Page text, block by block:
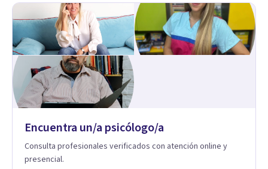
comprendidos y apoyados para recuperar la tranquilidad en
casa. Me especializo en guiar a familias a través de
herramientas prácticas y dinámicas adaptadas a la edad de
cada menor, dejando de lado las etiquetas y los tecnicismos.
Mi forma de trabajar se centra en entender las emociones
que hay detrás del comportamiento, ayudándoles a
desarrollar la confianza necesaria para superar sus retos y
fortaleciendo la comunicación entre ustedes. Acompaño a
niños y adolescentes que están lidiando con la ansiedad, la
padres que buscan orientación y pautas claras para educar
primer paso hacia una convivencia familiar más armoniosa,
agenda tu sesión y empecemos a trabajar juntos.
Encuentra un/a psicólogo/a
Consulta profesionales verificados con atención online y
presencial.